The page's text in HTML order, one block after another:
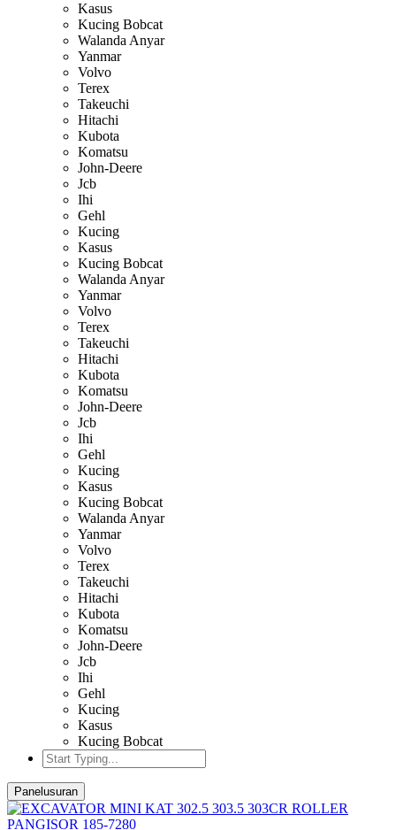
Kasus
Kucing Bobcat
Walanda Anyar
Yanmar
Volvo
Terex
Takeuchi
Hitachi
Kubota
Komatsu
John-Deere
Jcb
Ihi
Gehl
Kucing
Kasus
Kucing Bobcat
Walanda Anyar
Yanmar
Volvo
Terex
Takeuchi
Hitachi
Kubota
Komatsu
John-Deere
Jcb
Ihi
Gehl
Kucing
Kasus
Kucing Bobcat
Walanda Anyar
Yanmar
Volvo
Terex
Takeuchi
Hitachi
Kubota
Komatsu
John-Deere
Jcb
Ihi
Gehl
Kucing
Kasus
Kucing Bobcat
Panelusuran